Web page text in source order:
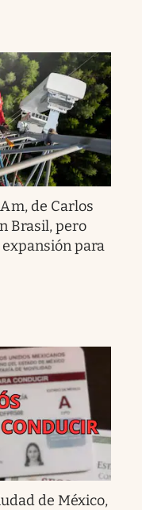
de Carlos
Brasil, pero
para
de México,